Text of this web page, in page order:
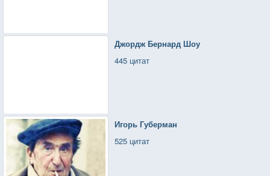
Джордж Бернард Шоу
445 цитат
Игорь Губерман
525 цитат